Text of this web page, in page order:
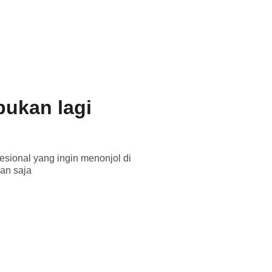
lagi
yang ingin menonjol di
saja